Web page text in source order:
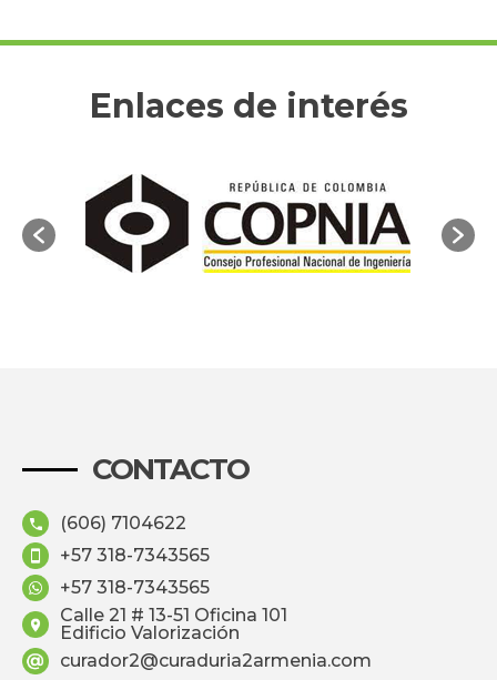
Enlaces de interés
CONTACTO
(606) 7104622
+57 318-7343565
+57 318-7343565
Calle 21 # 13-51 Oficina 101
Edificio Valorización
curador2@curaduria2armenia.com